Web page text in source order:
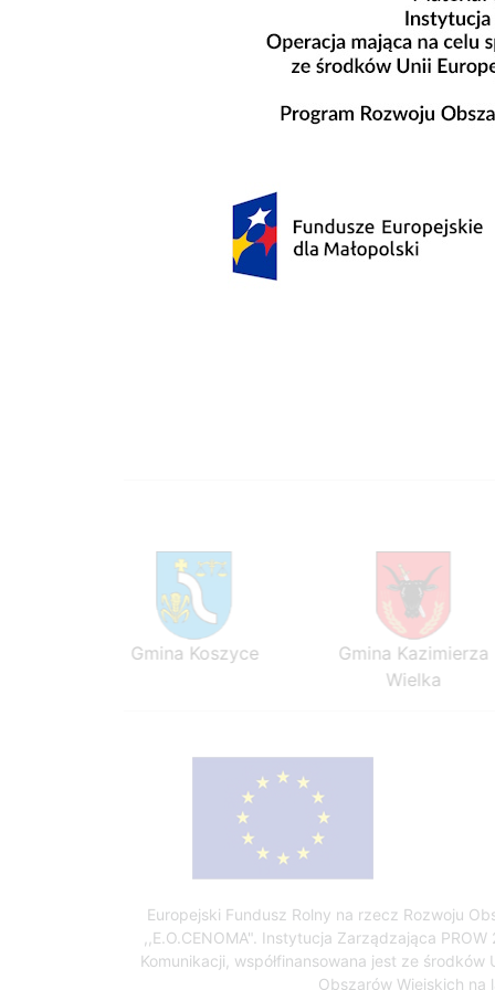
Gmina Koszyce
Gmina Kazimierza
Wielka
Europejski Fundusz Rolny na rzecz Rozwoju
,,E.O.CENOMA". Instytucja Zarządzająca
Komunikacji, współfinansowana jest ze
Obszarów Wiejskich na